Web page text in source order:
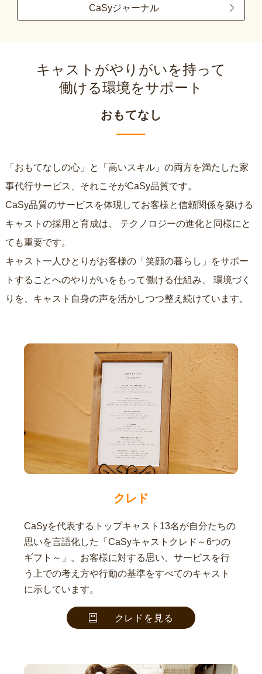
CaSyジャーナル
キャストがやりがいを持って
働ける環境をサポート
おもてなし
「おもてなしの心」と「高いスキル」の両方を満たした家
事代行サービス、それこそがCaSy品質です。
CaSy品質のサービスを体現してお客様と信頼関係を築ける
キャストの採用と育成は、
ても重要です。
キャスト一人ひとりがお客様の「笑顔の暮らし」をサポー
トすることへのやりがいをもって働ける仕組み、
りを、キャスト自身の声を活かしつつ整え続けています。
クレド
CaSyを代表するトップキャスト13名が自分たちの
思いを言語化した「CaSyキャストクレド～6つの
ギフト～」。お客様に対する思い、サービスを行
う上での考え方や行動の基準をすべてのキャスト
に示しています。
クレドを見る